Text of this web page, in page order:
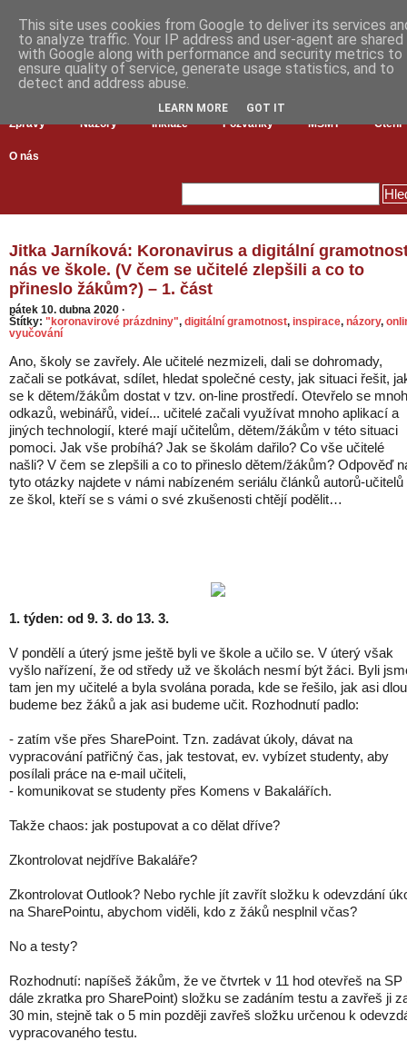
Zprávy Názory Inkluze Pozvánky MŠMT Čtení
O nás
Jitka Jarníková: Koronavirus a digitální
nás ve škole. (V čem se učitelé zlepšili a co to
přineslo žákům?) – 1. část
pátek 10. dubna 2020 ·
Štítky: "koronavirové prázdniny", digitální gramotnost, inspirace, názory,
vyučování
Ano, školy se zavřely. Ale učitelé nezmizeli, dali se dohromady,
začali se potkávat, sdílet, hledat společné cesty, jak situaci řešit,
se k dětem/žákům dostat v tzv. on-line prostředí. Otevřelo se
odkazů, webinářů, videí... učitelé začali využívat mnoho aplikací a
jiných technologií, které mají učitelům, dětem/žákům v této situaci
pomoci. Jak vše probíhá? Jak se školám dařilo? Co vše učitelé
našli? V čem se zlepšili a co to přineslo dětem/žákům? Odpověď
tyto otázky najdete v námi nabízeném seriálu článků autorů-učitelů
ze škol, kteří se s vámi o své zkušenosti chtějí podělit…
1. týden: od 9. 3. do 13. 3.
V pondělí a úterý jsme ještě byli ve škole a učilo se. V úterý však
vyšlo nařízení, že od středy už ve školách nesmí být žáci. Byli
tam jen my učitelé a byla svolána porada, kde se řešilo, jak asi
budeme bez žáků a jak asi budeme učit. Rozhodnutí padlo:
- zatím vše přes SharePoint. Tzn. zadávat úkoly, dávat na
vypracování patřičný čas, jak testovat, ev. vybízet studenty, aby
posílali práce na e-mail učiteli,
- komunikovat se studenty přes Komens v Bakalářích.
Takže chaos: jak postupovat a co dělat dříve?
Zkontrolovat nejdříve Bakaláře?
Zkontrolovat Outlook? Nebo rychle jít zavřít složku k odevzdání
na SharePointu, abychom viděli, kdo z žáků nesplnil včas?
No a testy?
Rozhodnutí: napíšeš žákům, že ve čtvrtek v 11 hod otevřeš na SP
dále zkratka pro SharePoint) složku se zadáním testu a zavřeš ji
30 min, stejně tak o 5 min později zavřeš složku určenou k
vypracovaného testu.
This site uses cookies from Google to deliver its services
to analyze traffic. Your IP address and user-agent are shared
with Google along with performance and security metrics to
ensure quality of service, generate usage statistics, and to
detect and address abuse.
LEARN MORE GOT IT